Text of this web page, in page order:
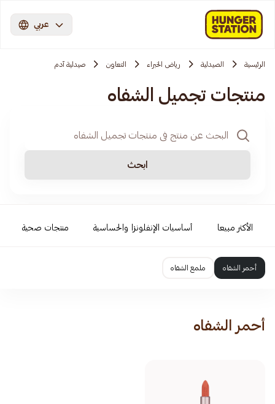
عربي
الرئيسية الصيدلية رياض الخبراء التعاون صيدلية آدم
منتجات تجميل الشفاه
ابحث
الأكثر مبيعا أساسيات الإنفلونزا والحساسية منتجات صحية
أحمر الشفاه ملمع الشفاه
أحمر الشفاه